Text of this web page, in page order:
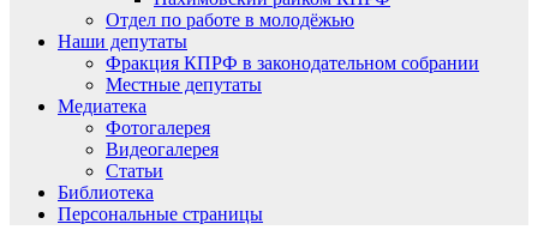
Отдел по работе в молодёжью
Наши депутаты
Фракция КПРФ в законодательном собрании
Местные депутаты
Медиатека
Фотогалерея
Видеогалерея
Статьи
Библиотека
Персональные страницы